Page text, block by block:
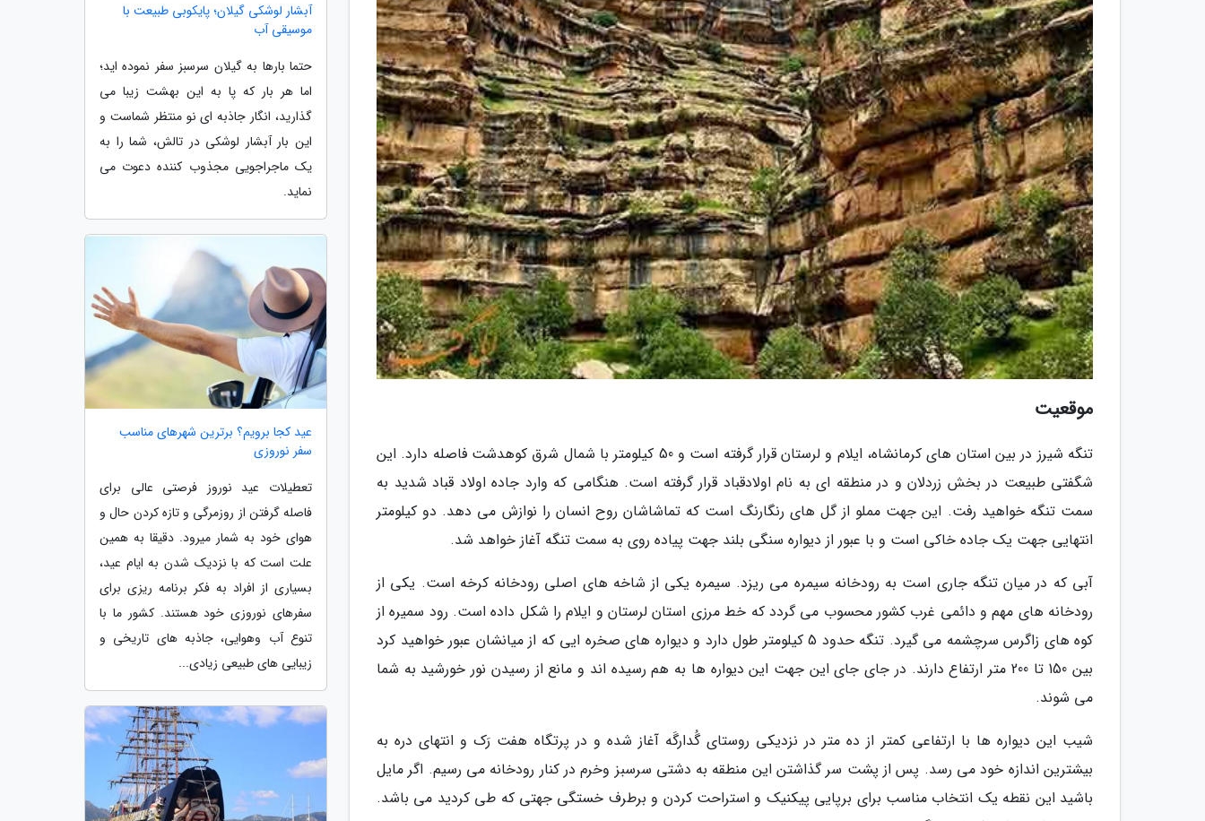
موقعیت
تنگه شیرز در بین استان های کرمانشاه، ایلام و لرستان قرار گرفته است و 50 کیلومتر با شمال شرق کوهدشت فاصله دارد. این
شگفتی طبیعت در بخش زردلان و در منطقه ای به نام اولادقباد قرار گرفته است. هنگامی که وارد جاده اولاد قباد شدید به
سمت تنگه خواهید رفت. این جهت مملو از گل های رنگارنگ است که تماشاشان روح انسان را نوازش می دهد. دو کیلومتر
انتهایی جهت یک جاده خاکی است و با عبور از دیواره سنگی بلند جهت پیاده روی به سمت تنگه آغاز خواهد شد.
آبی که در میان تنگه جاری است به رودخانه سیمره می ریزد. سیمره یکی از شاخه های اصلی رودخانه کرخه است. یکی از
رودخانه های مهم و دائمی غرب کشور محسوب می گردد که خط مرزی استان لرستان و ایلام را شکل داده است. رود سمیره از
کوه های زاگرس سرچشمه می گیرد. تنگه حدود 5 کیلومتر طول دارد و دیواره های صخره ایی که از میانشان عبور خواهید کرد
بین 150 تا 200 متر ارتفاع دارند. در جای جای این جهت این دیواره ها به هم رسیده اند و مانع از رسیدن نور خورشید به شما
می شوند.
شیب این دیواره ها با ارتفاعی کمتر از ده متر در نزدیکی روستای گُدارگَه آغاز شده و در پرتگاه هفت رَک و انتهای دره به
بیشترین اندازه خود می رسد. پس از پشت سر گذاشتن این منطقه به دشتی سرسبز وخرم در کنار رودخانه می رسیم. اگر مایل
باشید این نقطه یک انتخاب مناسب برای برپایی پیکنیک و استراحت کردن و برطرف خستگی جهتی که طی کردید می باشد.
آبشار لوشکی گیلان؛ پایکوبی طبیعت با
موسیقی آب
حتما بارها به گیلان سرسبز سفر نموده اید؛
اما هر بار که پا به این بهشت زیبا می
گذارید، انگار جاذبه ای نو منتظر شماست و
این بار آبشار لوشکی در تالش، شما را به
یک ماجراجویی مجذوب کننده دعوت می
نماید.
عید کجا برویم؟ برترین شهرهای مناسب
سفر نوروزی
تعطیلات عید نوروز فرصتی عالی برای
فاصله گرفتن از روزمرگی و تازه کردن حال و
هوای خود به شمار میرود. دقیقا به همین
علت است که با نزدیک شدن به ایام عید،
بسیاری از افراد به فکر برنامه ریزی برای
سفرهای نوروزی خود هستند. کشور ما با
تنوع آب وهوایی، جاذبه های تاریخی و
زیبایی های طبیعی زیادی...